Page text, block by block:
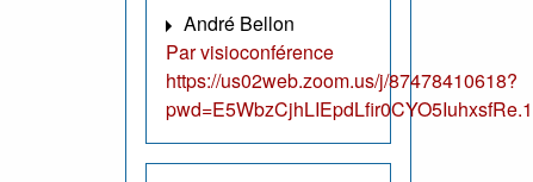
André Bellon
Par visioconférence
https://us02web.zoom.us/j/87478410618?